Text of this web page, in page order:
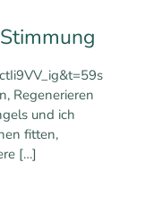
Regenerieren
und ich
fitten,
[…]